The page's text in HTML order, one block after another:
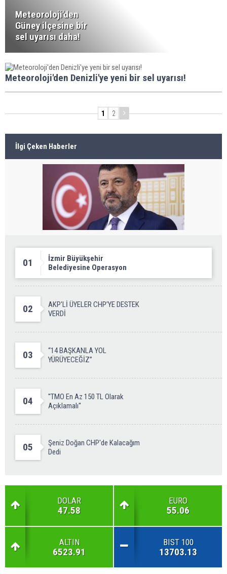
Meteoroloji'den
Güney ilçesine bir
sel uyarısı daha!
Meteoroloji'den Denizli'ye yeni bir sel uyarısı!
1 2
İlgi Çeken Haberler
01
İzmir Büyükşehir
Belediyesine Operasyon
02
AKP'Lİ ÜYELER CHP’YE DESTEK
VERDİ
03
“14 BAŞKANLA YOL
YÜRÜYECEĞİZ”
04
''TMO En Az 150 TL Olarak
Açıklamalı''
05
Şeniz Doğan CHP'de Kalacağım
Dedi
DOLAR
47.58
EURO
55.06
ALTIN
6523.91
BIST 100
13703.13